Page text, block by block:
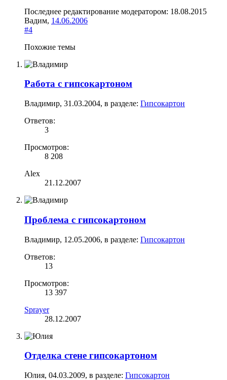
Последнее редактирование модератором: 18.08.2015
Вадим, 14.06.2006
#4
Похожие темы
Работа с гипсокартоном
Владимир, 31.03.2004, в разделе: Гипсокартон
Ответов:
3
Просмотров:
8 208
Alex
21.12.2007
Проблема с гипсокартоном
Владимир, 12.05.2006, в разделе: Гипсокартон
Ответов:
13
Просмотров:
13 397
Sprayer
28.12.2007
Отделка стене гипсокартоном
Юлия, 04.03.2009, в разделе: Гипсокартон